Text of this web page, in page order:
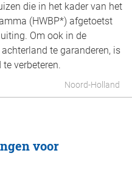
die in het kader van het
(HWBP*) afgetoetst
Om ook in de
te garanderen, is
verbeteren.
Noord-Holland
voor